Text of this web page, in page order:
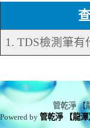
1. TDS檢測筆有
管乾淨 【
Powered by管乾淨 【龍